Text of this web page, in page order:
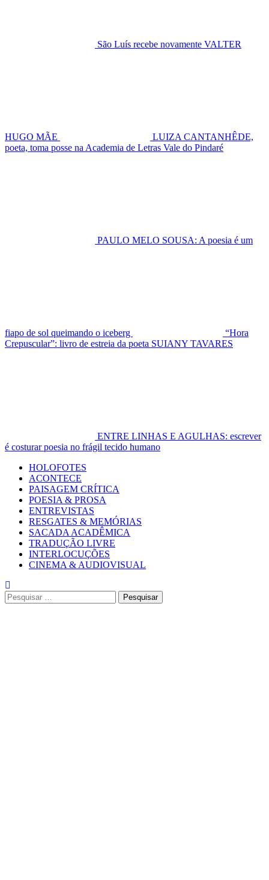
São Luís recebe novamente VALTER
HUGO MÃE
LUIZA CANTANHÊDE,
poeta, toma posse na Academia de Letras Vale do Pindaré
PAULO MELO SOUSA: A poesia é um
fiapo de sol queimando o iceberg
“Hora
Crepuscular”: livro de estreia da poeta SUIANY TAVARES
ENTRE LINHAS E AGULHAS: escrever
é costurar poesia no frágil tecido humano
Primary
Menu
HOLOFOTES
ACONTECE
PAISAGEM CRÍTICA
POESIA & PROSA
ENTREVISTAS
RESGATES & MEMÓRIAS
SACADA ACADÊMICA
TRADUÇÃO LIVRE
INTERLOCUÇÕES
CINEMA & AUDIOVISUAL
Pesquisar
por: